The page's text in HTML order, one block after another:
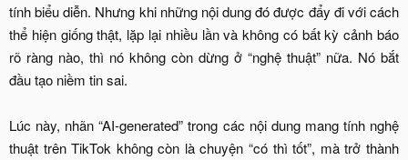
tính biểu diễn. Nhưng khi những nội dung đó được đẩy đi với cách
thể hiện giống thật, lặp lại nhiều lần và không có bất kỳ cảnh báo
rõ ràng nào, thì nó không còn dừng ở “nghệ thuật” nữa. Nó bắt
đầu tạo niềm tin sai.
Lúc này, nhãn “AI-generated” trong các nội dung mang tính nghệ
thuật trên TikTok không còn là chuyện “có thì tốt”, mà trở thành